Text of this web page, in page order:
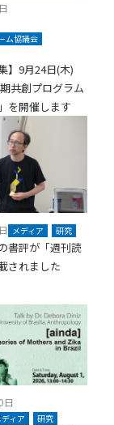
ム協議会
】9月24日(木)
期共創プログラム
を開催します
メディア 研究
書評が「週刊読
されました
日
ディア 研究